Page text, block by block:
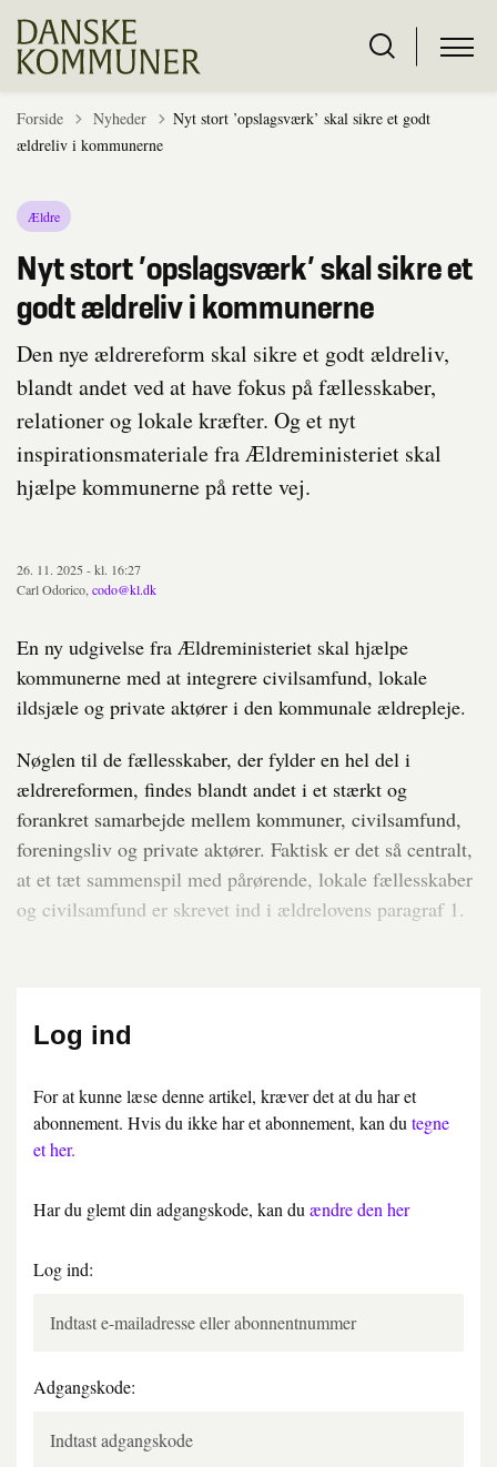
Forside Tilbage til
Nyheder
Nyt stort ’opslagsværk’ skal sikre et godt
ældreliv i kommunerne
Ældre
Nyt stort ’opslagsværk’ skal sikre et
godt ældreliv i kommunerne
Den nye ældrereform skal sikre et godt ældreliv,
blandt andet ved at have fokus på fællesskaber,
relationer og lokale kræfter. Og et nyt
inspirationsmateriale fra Ældreministeriet skal
hjælpe kommunerne på rette vej.
26. 11. 2025 - kl. 16:27
Carl Odorico,codo@kl.dk
En ny udgivelse fra Ældreministeriet skal hjælpe
kommunerne med at integrere civilsamfund, lokale
ildsjæle og private aktører i den kommunale ældrepleje.
Nøglen til de fællesskaber, der fylder en hel del i
ældrereformen, findes blandt andet i et stærkt og
forankret samarbejde mellem kommuner, civilsamfund,
foreningsliv og private aktører. Faktisk er det så centralt,
at et tæt sammenspil med pårørende, lokale fællesskaber
og civilsamfund er skrevet ind i ældrelovens paragraf 1.
Log ind
For at kunne læse denne artikel, kræver det at du har et
abonnement. Hvis du ikke har et abonnement, kan dutegne
et her.
Har du glemt din adgangskode, kan duændre den her
Log ind:
Adgangskode: